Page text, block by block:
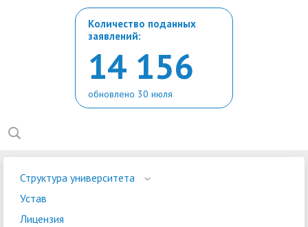
Количество поданных
заявлений:
14 156
обновлено 30 июля
Структура университета
Устав
Лицензия